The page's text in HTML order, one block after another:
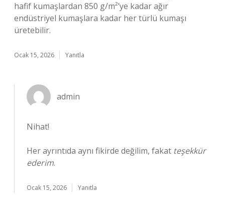
hafif kumaşlardan 850 g/m²’ye kadar ağır
endüstriyel kumaşlara kadar her türlü kumaşı
üretebilir.
Ocak 15, 2026 Yanıtla
admin
Nihat!
Her ayrıntıda aynı fikirde değilim, fakat teşekkür
ederim.
Ocak 15, 2026 Yanıtla